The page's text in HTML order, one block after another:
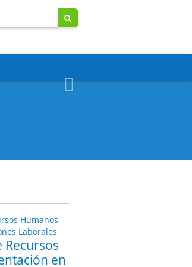
Siguiente
en